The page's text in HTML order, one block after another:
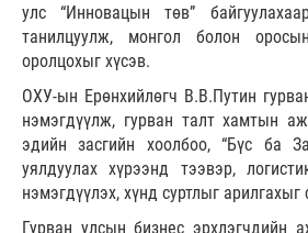
улс “Инновацын төв”
танилцуулж, монгол болон
оролцохыг хүсэв.
ОХУ-ын Ерөнхийлөгч В.В.Путин
нэмэгдүүлж, гурван талт хамтын
эдийн засгийн хоолбоо, “Бүс ба
уялдуулах хүрээнд тээвэр,
нэмэгдүүлэх, хүнд суртлыг арилгахыг
Гурван улсын бизнес эрхлэгчдийн